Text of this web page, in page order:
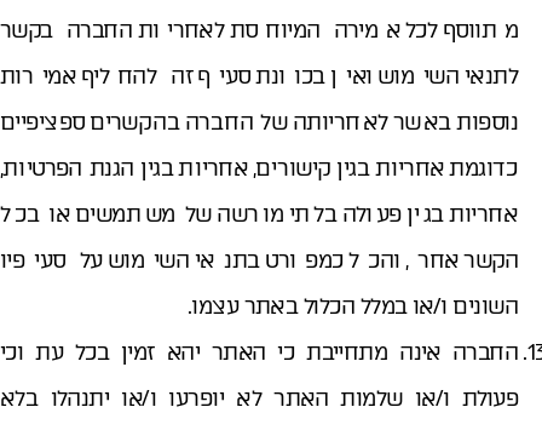
מתווסף לכל אמירה המיוחסת לאחריות החברה בקשר
לתנאי השימוש ואין בכוונת סעיף זה להחליף אמירות
נוספות באשר לאחריותה של החברה בהקשרים ספציפיים
כדוגמת אחריות בגין קישורים, אחריות בגין הגנת הפרטיות,
אחריות בגין פעולה בלתי מורשה של משתמשים או בכל
הקשר אחר, והכל כמפורט בתנאי השימוש על סעיפיו
השונים ו/או במלל הכלול באתר עצמו.
החברה אינה מתחייבת כי האתר יהא זמין בכל עת וכי
פעולת ו/או שלמות האתר לא יופרעו ו/או יתנהלו בלא